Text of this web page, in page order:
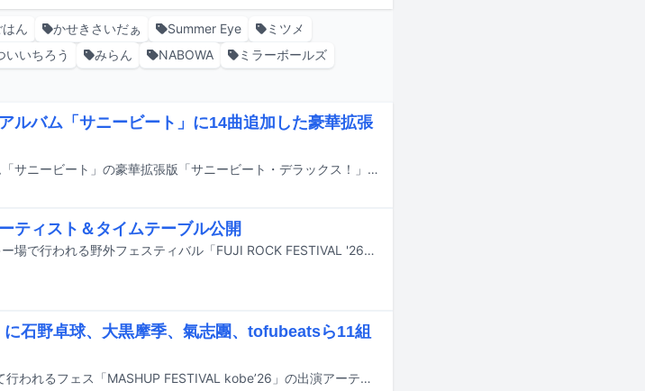
ん かせきさいだぁ Summer Eye
ミツメ
いいちろう みらん NABOWA
ミラーボールズ
ルバム「サニービート」に14曲追加した豪華拡張
サニーデイ・サービスの最新アルバム「サニービート」の豪華拡張版「サニービート・デラックス！」が7月30日に配信リリースされる。
ティスト＆タイムテーブル公開
7月24日から26日まで新潟・苗場スキー場で行われる野外フェスティバル「FUJI ROCK FESTIVAL '26」より、Amazon Musicアプリ、Prime Video、Twitchでライブ配信されるアーティストとタイムテーブルがフェスの公式サイトにて公開された。
石野卓球、大黒摩季、氣志團、tofubeatsら11組
10月24日に兵庫・神戸ベイエリアにて行われるフェス「MASHUP FESTIVAL kobe’26」の出演アーティスト第1弾が発表された。